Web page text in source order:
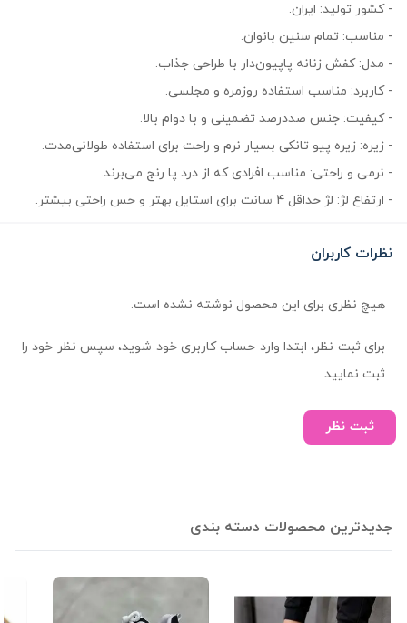
- کشور تولید: ایران.
- مناسب: تمام سنین بانوان.
- مدل: کفش زنانه پاپیون‌دار با طراحی جذاب.
- کاربرد: مناسب استفاده روزمره و مجلسی.
- کیفیت: جنس صددرصد تضمینی و با دوام بالا.
- زیره: زیره پیو تانکی بسیار نرم و راحت برای استفاده طولانی‌مدت.
- نرمی و راحتی: مناسب افرادی که از درد پا رنج می‌برند.
- ارتفاع لژ: لژ حداقل 4 سانت برای استایل بهتر و حس راحتی بیشتر.
نظرات کاربران
هیچ نظری برای این محصول نوشته نشده است.
برای ثبت نظر، ابتدا وارد حساب کاربری خود شوید، سپس نظر خود را
ثبت نمایید.
ثبت نظر
جدیدترین محصولات دسته بندی